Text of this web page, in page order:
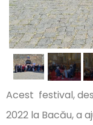
Acest festival,
2022 la Bacău, a